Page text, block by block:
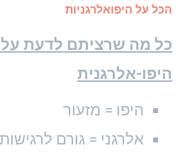
הכל על היפואלרגניות
כל מה שרציתם לדעת
היפו-אלרגנית
היפו = מזעור
אלרגני = גורם לרגישות